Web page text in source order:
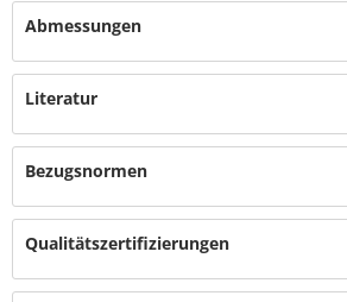
Abmessungen
Literatur
Bezugsnormen
Qualitätszertifizierungen